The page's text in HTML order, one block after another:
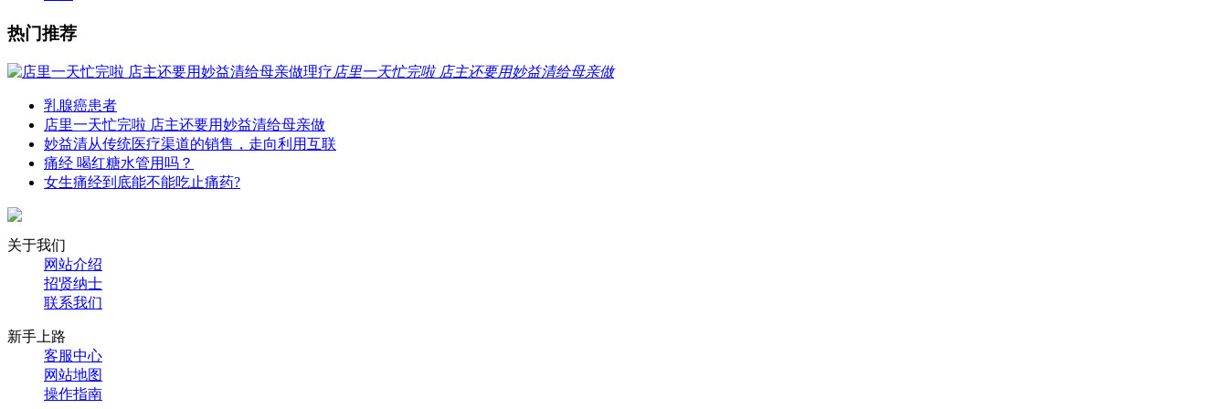
热门推荐
店里一天忙完啦 店主还要用妙益清给母亲做
乳腺癌患者
店里一天忙完啦 店主还要用妙益清给母亲做
妙益清从传统医疗渠道的销售，走向利用互联
痛经 喝红糖水管用吗？
女生痛经到底能不能吃止痛药?
关于我们
网站介绍
招贤纳士
联系我们
新手上路
客服中心
网站地图
操作指南